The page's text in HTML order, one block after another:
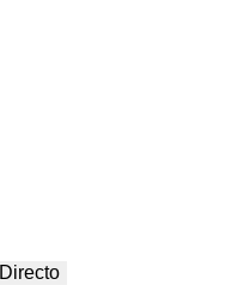
Directo